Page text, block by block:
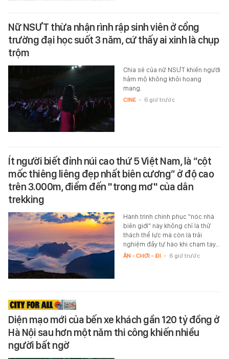
Nữ NSƯT thừa nhận rình rập sinh viên ở cổng
trường đại học suốt 3 năm, cứ thấy ai xinh là chụp
trộm
Chia sẻ của nữ NSƯT khiến người
hâm mộ không khỏi hoang
mang.
CINE - 6 giờ trước
Ít người biết đỉnh núi cao thứ 5 Việt Nam, là “cột
mốc thiêng liêng đẹp nhất biên cương” ở độ cao
trên 3.000m, điểm đến "trong mơ" của dân
trekking
Hành trình chinh phục "nóc nhà
biên giới" này không chỉ là thử
thách thể lực mà còn là trải
nghiệm đầy tự hào khi chạm tay…
ĂN - CHƠI - ĐI - 6 giờ trước
Diện mạo mới của bến xe khách gần 120 tỷ đồng ở
Hà Nội sau hơn một năm thi công khiến nhiều
người bất ngờ